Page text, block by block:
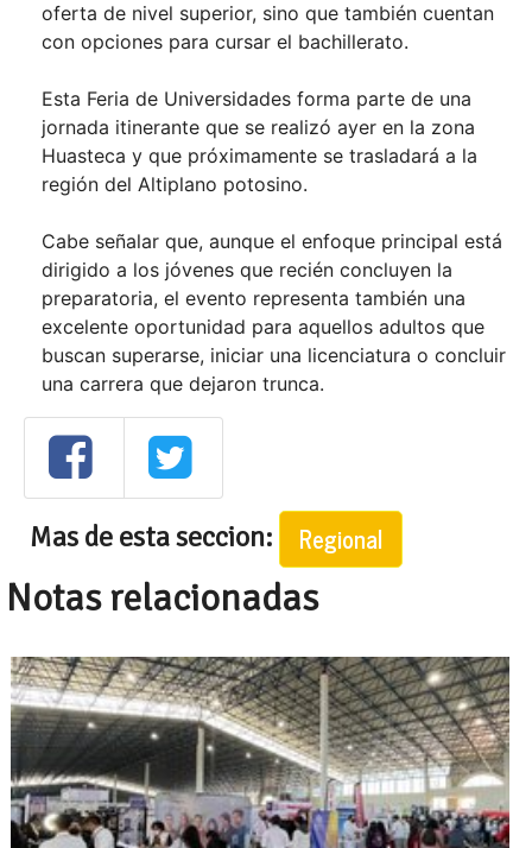
oferta de nivel superior, sino que también cuentan
con opciones para cursar el bachillerato.
Esta Feria de Universidades forma parte de una
jornada itinerante que se realizó ayer en la zona
Huasteca y que próximamente se trasladará a la
región del Altiplano potosino.
Cabe señalar que, aunque el enfoque principal está
dirigido a los jóvenes que recién concluyen la
preparatoria, el evento representa también una
excelente oportunidad para aquellos adultos que
buscan superarse, iniciar una licenciatura o concluir
una carrera que dejaron trunca.
Mas de esta seccion: Regional
Notas relacionadas